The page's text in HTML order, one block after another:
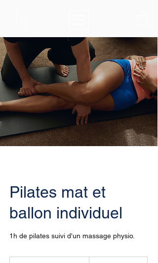
Pilates mat et
ballon individuel
1h de pilates suivi d'un massage physio.